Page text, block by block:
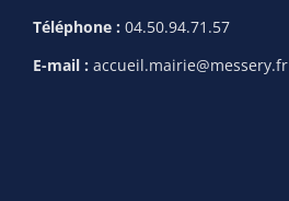
Téléphone : 04.50.94.71.57
E-mail : accueil.mairie@messery.fr